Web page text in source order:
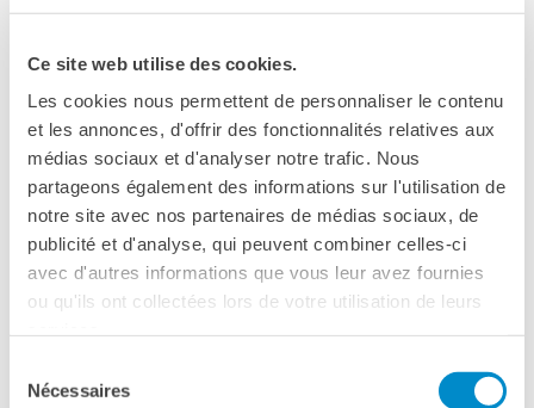
Ce site web utilise des cookies.
Les cookies nous permettent de personnaliser le contenu
et les annonces, d'offrir des fonctionnalités relatives aux
médias sociaux et d'analyser notre trafic. Nous
partageons également des informations sur l'utilisation de
notre site avec nos partenaires de médias sociaux, de
publicité et d'analyse, qui peuvent combiner celles-ci
avec d'autres informations que vous leur avez fournies
ou qu'ils ont collectées lors de votre utilisation de leurs
Nécessaires
enseignants d’une exploitation du film en classe (en amont
de la projection, notamment).
Du matériel pédagogique est disponible sur la plateforme
IFprofs : https://ifprofs.org/it/groupe/Cineclub-
francophone/
Pour vous aider à préparer le travail de classe, deux
rencontres introductives sont organisées – au niveau
national et donc en ligne – les 8 octobre et 19